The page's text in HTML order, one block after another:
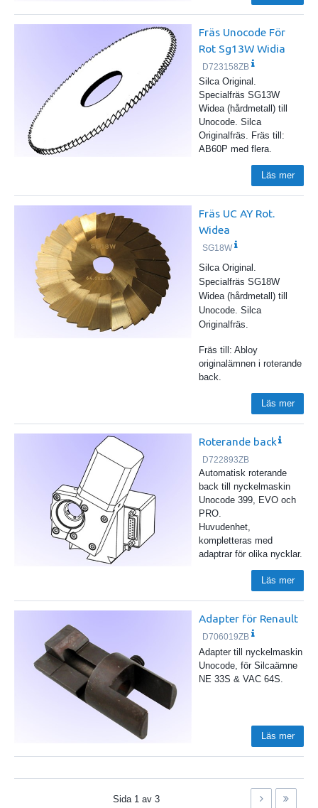
Fräs Unocode För
Rot Sg13W Widia
D723158ZB
Silca Original.
Specialfräs SG13W
Widea (hårdmetall) till
Unocode. Silca
Originalfräs. Fräs till:
AB60P med flera.
Läs mer
Fräs UC AY Rot.
Widea
SG18W
Silca Original.
Specialfräs SG18W
Widea (hårdmetall) till
Unocode. Silca
Originalfräs.
Fräs till: Abloy
originalämnen i roterande
back.
Läs mer
Roterande back
D722893ZB
Automatisk roterande
back till nyckelmaskin
Unocode 399, EVO och
PRO.
Huvudenhet,
kompletteras med
adaptrar för olika nycklar.
Läs mer
Adapter för Renault
D706019ZB
Adapter till nyckelmaskin
Unocode, för Silcaämne
NE 33S & VAC 64S.
Läs mer
Sida 1 av 3